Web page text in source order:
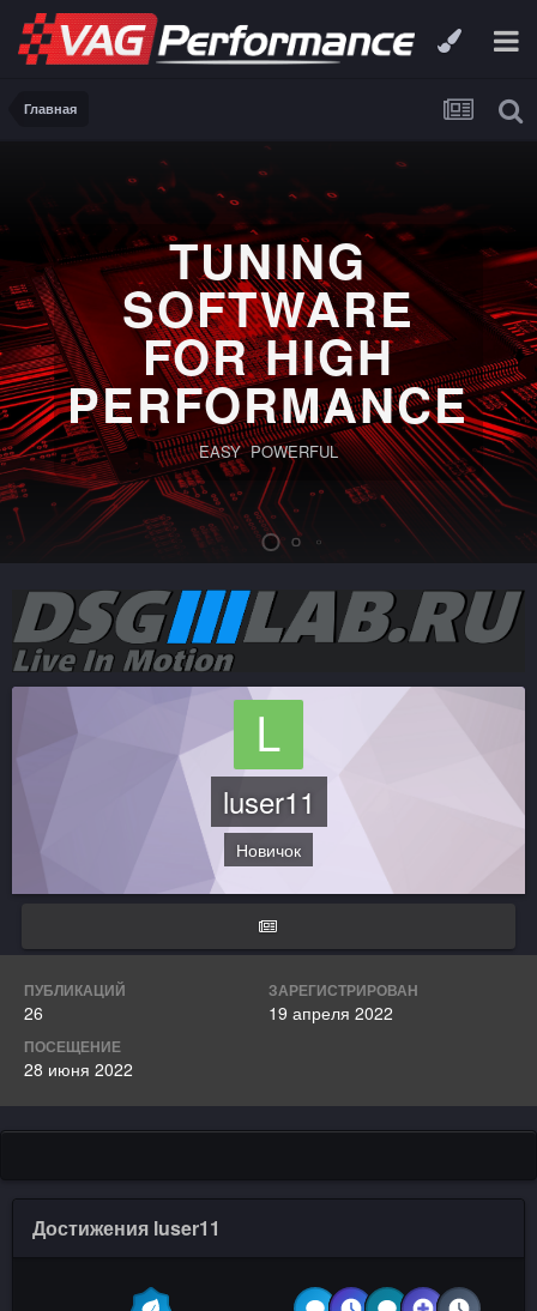
Главная
TUNING
SOFTWARE
FOR HIGH
PERFORMANCE
EASY POWERFUL
luser11
Новичок
ПУБЛИКАЦИЙ
26
ЗАРЕГИСТРИРОВАН
19 апреля 2022
ПОСЕЩЕНИЕ
28 июня 2022
Достижения luser11